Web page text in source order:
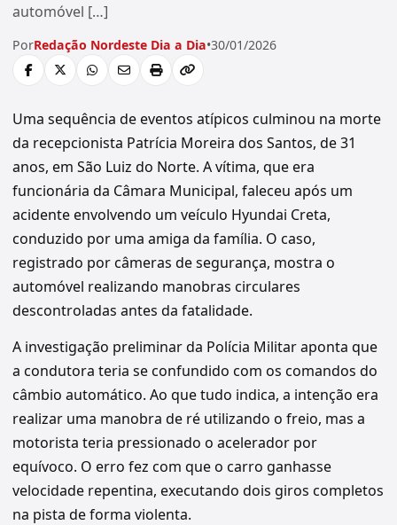
automóvel […]
PorRedação Nordeste Dia a Dia•30/01/2026
Uma sequência de eventos atípicos culminou na morte
da recepcionista Patrícia Moreira dos Santos, de 31
anos, em São Luiz do Norte. A vítima, que era
funcionária da Câmara Municipal, faleceu após um
acidente envolvendo um veículo Hyundai Creta,
conduzido por uma amiga da família. O caso,
registrado por câmeras de segurança, mostra o
automóvel realizando manobras circulares
descontroladas antes da fatalidade.
A investigação preliminar da Polícia Militar aponta que
a condutora teria se confundido com os comandos do
câmbio automático. Ao que tudo indica, a intenção era
realizar uma manobra de ré utilizando o freio, mas a
motorista teria pressionado o acelerador por
equívoco. O erro fez com que o carro ganhasse
velocidade repentina, executando dois giros completos
na pista de forma violenta.